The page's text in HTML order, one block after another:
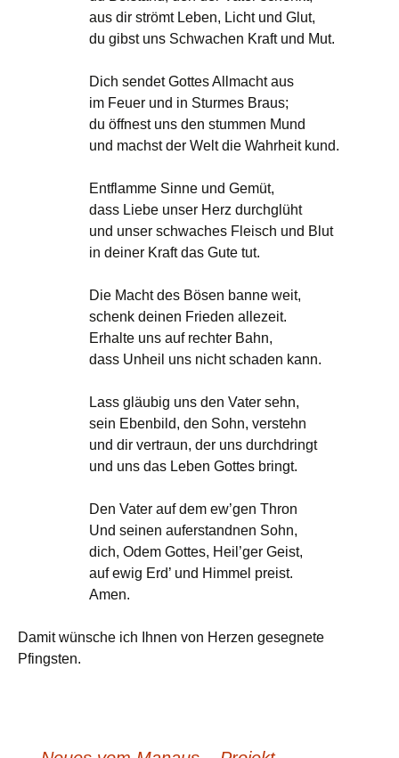
aus dir strömt Leben, Licht und Glut,
du gibst uns Schwachen Kraft und Mut.
Dich sendet Gottes Allmacht aus
im Feuer und in Sturmes Braus;
du öffnest uns den stummen Mund
und machst der Welt die Wahrheit kund.
Entflamme Sinne und Gemüt,
dass Liebe unser Herz durchglüht
und unser schwaches Fleisch und Blut
in deiner Kraft das Gute tut.
Die Macht des Bösen banne weit,
schenk deinen Frieden allezeit.
Erhalte uns auf rechter Bahn,
dass Unheil uns nicht schaden kann.
Lass gläubig uns den Vater sehn,
sein Ebenbild, den Sohn, verstehn
und dir vertraun, der uns durchdringt
und uns das Leben Gottes bringt.
Den Vater auf dem ew’gen Thron
Und seinen auferstandnen Sohn,
dich, Odem Gottes, Heil’ger Geist,
auf ewig Erd’ und Himmel preist.
Amen.
Damit wünsche ich Ihnen von Herzen gesegnete
Pfingsten.